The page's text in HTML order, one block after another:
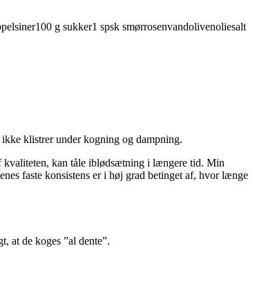
100 g sukker1 spsk smørrosenvandolivenoliesalt
klistrer under kogning og dampning.
kvaliteten, kan tåle iblødsætning i længere tid. Min
faste konsistens er i høj grad betinget af, hvor længe
at de koges ”al dente”.